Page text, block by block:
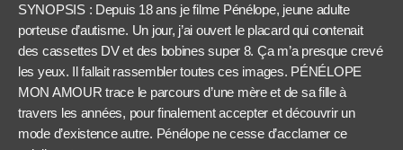
SYNOPSIS : Depuis 18 ans je filme Pénélope, jeune adulte
porteuse d’autisme. Un jour, j’ai ouvert le placard qui contenait
des cassettes DV et des bobines super 8. Ça m’a presque crevé
les yeux. Il fallait rassembler toutes ces images. PÉNÉLOPE
MON AMOUR trace le parcours d’une mère et de sa fille à
travers les années, pour finalement accepter et découvrir un
mode d’existence autre. Pénélope ne cesse d’acclamer ce